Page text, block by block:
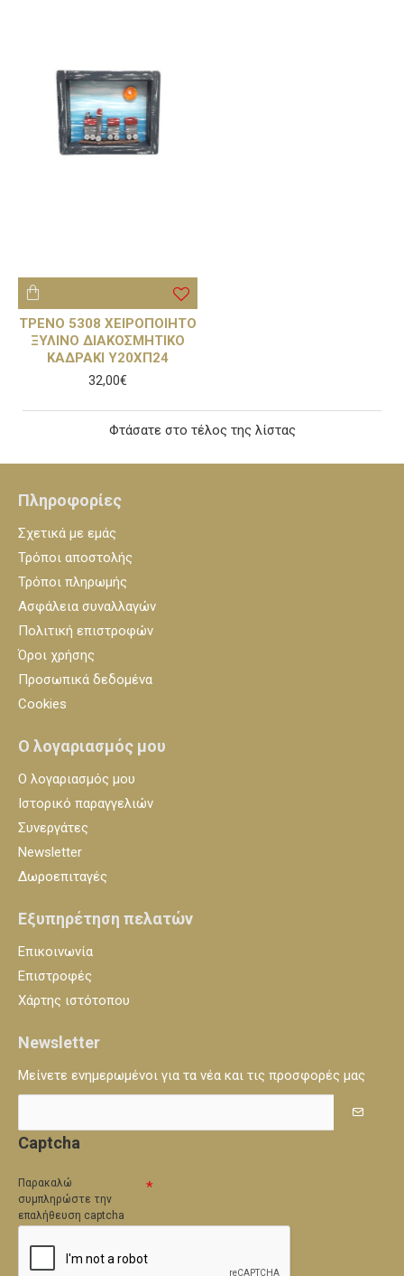
ΤΡΕΝΟ 5308 ΧΕΙΡΟΠΟΙΗΤΟ
ΞΥΛΙΝΟ ΔΙΑΚΟΣΜΗΤΙΚΟ
ΚΑΔΡΑΚΙ Υ20ΧΠ24
32,00€
Φτάσατε στο τέλος της λίστας
Πληροφορίες
Σχετικά με εμάς
Τρόποι αποστολής
Τρόποι πληρωμής
Ασφάλεια συναλλαγών
Πολιτική επιστροφών
Όροι χρήσης
Προσωπικά δεδομένα
Cookies
Ο λογαριασμός μου
Ο λογαριασμός μου
Ιστορικό παραγγελιών
Συνεργάτες
Newsletter
Δωροεπιταγές
Εξυπηρέτηση πελατών
Επικοινωνία
Επιστροφές
Χάρτης ιστότοπου
Newsletter
Μείνετε ενημερωμένοι για τα νέα και τις προσφορές μας
Captcha
Παρακαλώ
συμπληρώστε την
επαλήθευση captcha